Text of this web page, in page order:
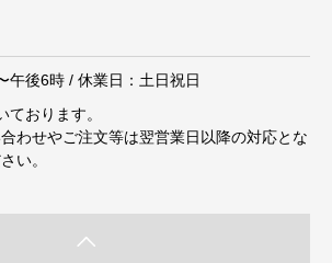
午後6時 / 休業日：土日祝日
おります。
わせやご注文等は翌営業日以降の対応とな
い。